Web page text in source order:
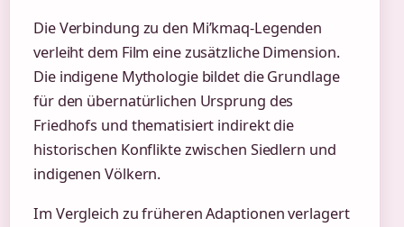
Die Verbindung zu den Mi’kmaq-Legenden
verleiht dem Film eine zusätzliche Dimension.
Die indigene Mythologie bildet die Grundlage
für den übernatürlichen Ursprung des
Friedhofs und thematisiert indirekt die
historischen Konflikte zwischen Siedlern und
indigenen Völkern.
Im Vergleich zu früheren Adaptionen verlagert